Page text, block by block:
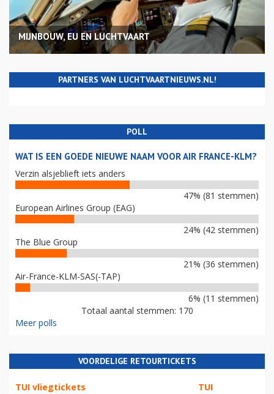
MIJNBOUW, EU EN LUCHTVAART
PARTNERS VAN LUCHTVAARTNIEUWS.NL!
POLL
WAT IS EEN GOEDE NIEUWE NAAM VOOR AIR FRANCE-KLM?
Verzin alsjeblieft iets anders
47% (81 stemmen)
European Airlines Group (EAG)
24% (42 stemmen)
The Blue Group
21% (36 stemmen)
Air-France-KLM-SAS(-TAP)
6% (11 stemmen)
Totaal aantal stemmen: 170
Meer polls
VOORDELIGE RETOURTICKETS
TUI vliegtickets TUI